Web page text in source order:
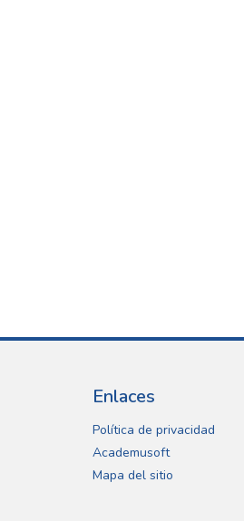
Enlaces
Política de privacidad
Academusoft
Mapa del sitio